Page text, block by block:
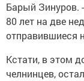
Барый Зинуров.
80 лет на две
отправившиеся
Кстати, в этом
челнинцев,